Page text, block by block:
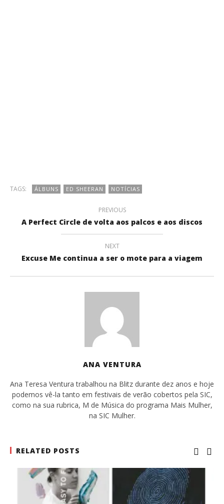
TAGS: ÁLBUNS ED SHEERAN NOTÍCIAS
PREVIOUS
A Perfect Circle de volta aos palcos e aos discos
NEXT
Excuse Me continua a ser o mote para a viagem
ANA VENTURA
Ana Teresa Ventura trabalhou na Blitz durante dez anos e hoje
podemos vê-la tanto em festivais de verão cobertos pela SIC,
como na sua rubrica, M de Música do programa Mais Mulher,
na SIC Mulher.
RELATED POSTS